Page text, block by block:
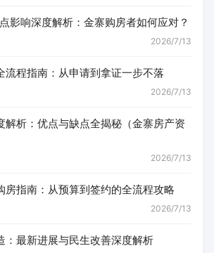
影响深度解析：金寨购房者如何应对？
2026/7/13
流程指南：从申请到拿证一步不落
2026/7/13
解析：优点与缺点全揭秘（金寨房产资
2026/7/13
房指南：从预算到签约的全流程攻略
2026/7/13
：最新进展与民生改善深度解析